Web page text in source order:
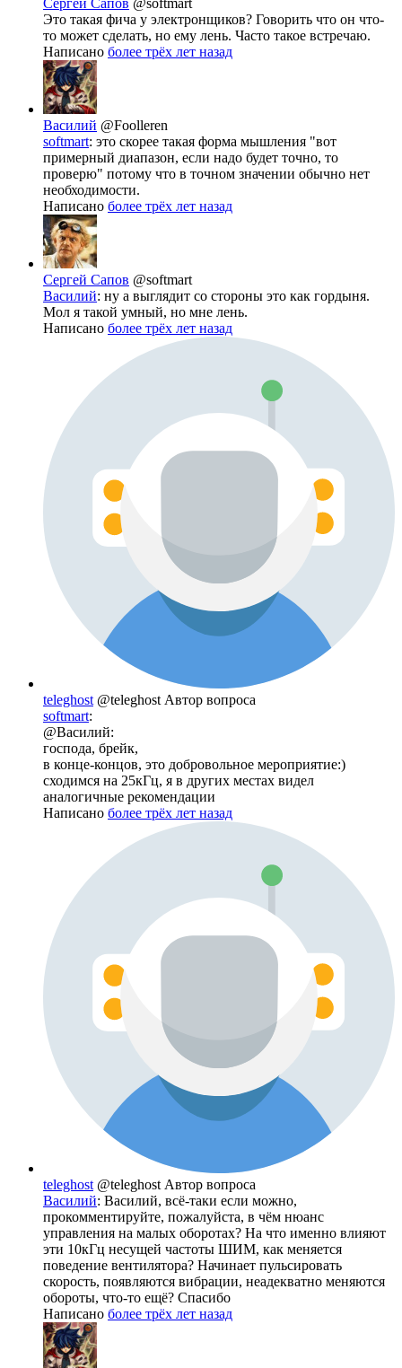
Сергей Сапов @softmart
Это такая фича у электронщиков? Говорить что он что-
то может сделать, но ему лень. Часто такое встречаю.
Написано более трёх лет назад
Василий @Foolleren
softmart: это скорее такая форма мышления "вот
примерный диапазон, если надо будет точно, то
проверю" потому что в точном значении обычно нет
необходимости.
Написано более трёх лет назад
Сергей Сапов @softmart
Василий: ну а выглядит со стороны это как гордыня.
Мол я такой умный, но мне лень.
Написано более трёх лет назад
teleghost @teleghost Автор вопроса
softmart:
@Василий:
господа, брейк,
в конце-концов, это добровольное мероприятие:)
сходимся на 25кГц, я в других местах видел
аналогичные рекомендации
Написано более трёх лет назад
teleghost @teleghost Автор вопроса
Василий: Василий, всё-таки если можно,
прокомментируйте, пожалуйста, в чём нюанс
управления на малых оборотах? На что именно влияют
эти 10кГц несущей частоты ШИМ, как меняется
поведение вентилятора? Начинает пульсировать
скорость, появляются вибрации, неадекватно меняются
обороты, что-то ещё? Спасибо
Написано более трёх лет назад